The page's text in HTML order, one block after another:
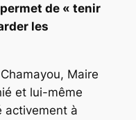
de « tenir
les
Maire
et lui-même
activement à